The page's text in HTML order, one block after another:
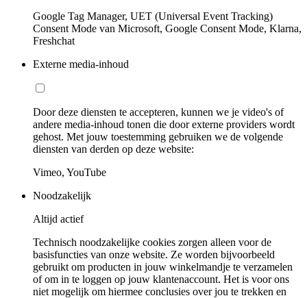
Google Tag Manager, UET (Universal Event Tracking)
Consent Mode van Microsoft, Google Consent Mode, Klarna,
Freshchat
Externe media-inhoud
Door deze diensten te accepteren, kunnen we je video's of
andere media-inhoud tonen die door externe providers wordt
gehost. Met jouw toestemming gebruiken we de volgende
diensten van derden op deze website:
Vimeo, YouTube
Noodzakelijk
Altijd actief
Technisch noodzakelijke cookies zorgen alleen voor de
basisfuncties van onze website. Ze worden bijvoorbeeld
gebruikt om producten in jouw winkelmandje te verzamelen
of om in te loggen op jouw klantenaccount. Het is voor ons
niet mogelijk om hiermee conclusies over jou te trekken en